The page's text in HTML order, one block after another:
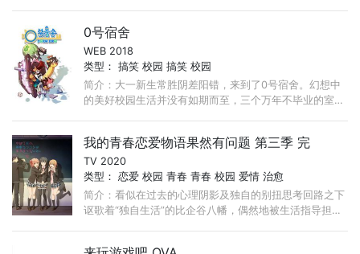
0号宿舍
WEB 2018
类型：搞笑 校园 搞笑 校园
简介：大一新生常胜阴差阳错，来到了0号宿舍。幻想中
的美好校园生活并没有如期而至，三个万年不毕业的室友
我的青春恋爱物语果然有问题 第三季 完
TV 2020
类型：恋爱 校园 青春 青春 校园 爱情 治愈
简介：看似在过去的心理阴影及独自的别扭思考回路之下
讴歌着“独自生活”的比企谷八幡，偶然地被生活指导担当